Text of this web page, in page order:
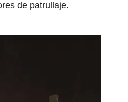
de patrullaje.